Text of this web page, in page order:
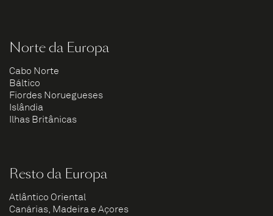
Norte da Europa
Cabo Norte
Báltico
Fiordes Noruegueses
Islândia
Ilhas Britânicas
Resto da Europa
Atlântico Oriental
Canárias, Madeira e Açores